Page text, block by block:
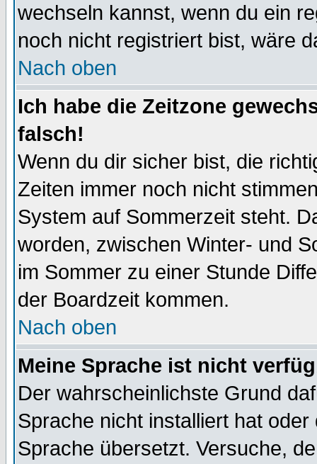
wechseln kannst, wenn du ein
noch nicht registriert bist, wäre
Nach oben
Ich habe die Zeitzone
falsch!
Wenn du dir sicher bist, die
Zeiten immer noch nicht
System auf Sommerzeit steht.
worden, zwischen Winter- und
im Sommer zu einer Stunde
der Boardzeit kommen.
Nach oben
Meine Sprache ist nicht
Der wahrscheinlichste Grund
Sprache nicht installiert hat
Sprache übersetzt. Versuche,